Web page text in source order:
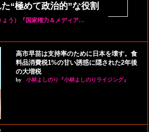
“極めて政治的”な役割
ょう）『国家権力＆メディア…
高市早苗は支持率のために日本を壊す。食
料品消費税1%の甘い誘惑に隠された2年後
の大増税
by 小林よしのり『小林よしのりライジング』